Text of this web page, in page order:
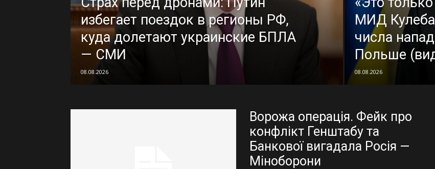
избегает поездок в регионы РФ,
куда долетают украинские БПЛА
— СМИ
08.08.2026
МИД Кулеба
числа
Польше
08.08.2026
Ворожа операція. Фейк про
конфлікт Генштабу та
Банкової вигадала Росія —
Міноборони